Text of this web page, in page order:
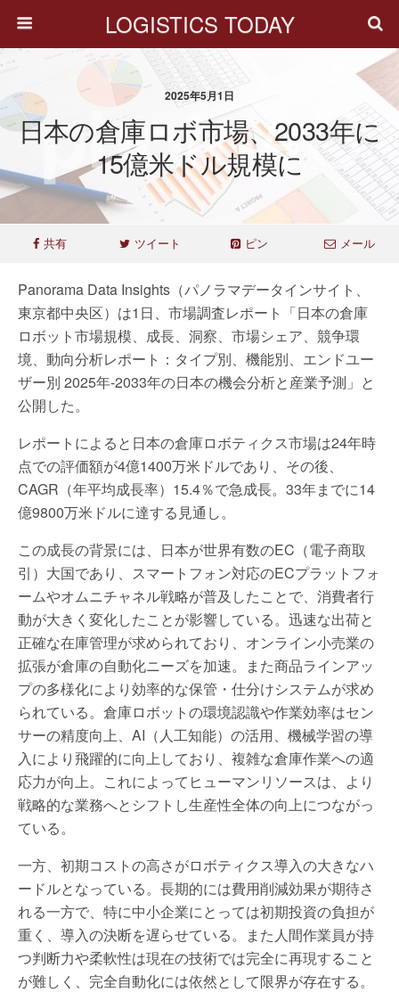
LOGISTICS TODAY
2025年5月1日
日本の倉庫ロボ市場、2033年に
15億米ドル規模に
共有 ツイート ピン メール
Panorama Data Insights（パノラマデータインサイト、
東京都中央区）は1日、市場調査レポート「日本の倉庫
ロボット市場規模、成長、洞察、市場シェア、競争環
境、動向分析レポート：タイプ別、機能別、エンドユー
ザー別 2025年-2033年の日本の機会分析と産業予測」と
公開した。
レポートによると日本の倉庫ロボティクス市場は24年時
点での評価額が4億1400万米ドルであり、その後、
CAGR（年平均成長率）15.4％で急成長。33年までに14
億9800万米ドルに達する見通し。
この成長の背景には、日本が世界有数のEC（電子商取
引）大国であり、スマートフォン対応のECプラットフォ
ームやオムニチャネル戦略が普及したことで、消費者行
動が大きく変化したことが影響している。迅速な出荷と
正確な在庫管理が求められており、オンライン小売業の
拡張が倉庫の自動化ニーズを加速。また商品ラインアッ
プの多様化により効率的な保管・仕分けシステムが求め
られている。倉庫ロボットの環境認識や作業効率はセン
サーの精度向上、AI（人工知能）の活用、機械学習の導
入により飛躍的に向上しており、複雑な倉庫作業への適
応力が向上。これによってヒューマンリソースは、より
戦略的な業務へとシフトし生産性全体の向上につながっ
ている。
一方、初期コストの高さがロボティクス導入の大きなハ
ードルとなっている。長期的には費用削減効果が期待さ
れる一方で、特に中小企業にとっては初期投資の負担が
重く、導入の決断を遅らせている。また人間作業員が持
つ判断力や柔軟性は現在の技術では完全に再現すること
が難しく、完全自動化には依然として限界が存在する。